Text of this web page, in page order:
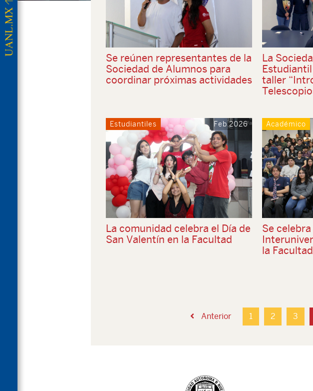
Se reúnen representantes de la
Sociedad de Alumnos para
coordinar próximas actividades
La
taller
Estudiantiles Feb 2026
La comunidad celebra el Día de
San Valentín en la Facultad
Académico
Se
la Facultad
Anterior 1 2 3